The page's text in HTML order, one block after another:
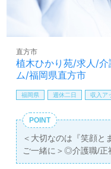
方も遠慮なく＊
LINE、メール、お電
相談可能です。転職相
あり！＞"転職支援"の
せお待ちしております
植木ひかり苑/求人/
ム/福岡県直方市
直方市
福岡県 週休二日 収入ア
POINT
＜大切なのは『笑顔と
ご一緒に＞◎介護職/
【月給185,000円～